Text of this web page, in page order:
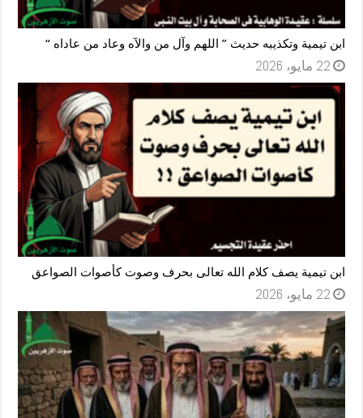
ابن تيمية وتكذيبه حديث ” اللهم وآل من والآه وعاد من عاداه “
22 مايو، 2026
ابن تيمية يصف كلام الله تعالى بحرف وصوت كأصوات الصواعق
22 مايو، 2026